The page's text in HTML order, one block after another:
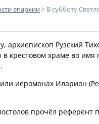
епархии> В субботу
архиепископ Рузский
крестовом храме во
иеромонах Иларион
прочёл